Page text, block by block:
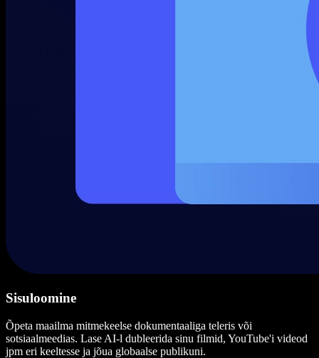
Sisuloomine
Õpeta maailma mitmekeelse dokumentaaliga teleris või
sotsiaalmeedias. Lase AI-l dubleerida sinu filmid, YouTube'i videod
jpm eri keeltesse ja jõua globaalse publikuni.